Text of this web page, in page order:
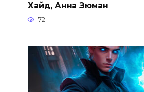
Хайд, Анна Зюман
72